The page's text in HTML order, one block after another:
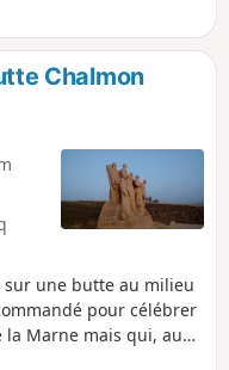
mémorial édifié en
de beaux sous-bois
ce parcours
Chalmon
une butte au milieu
pour célébrer
la Marne mais qui, au